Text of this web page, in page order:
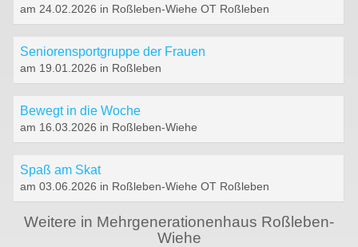
am 24.02.2026 in Roßleben-Wiehe OT Roßleben
Seniorensportgruppe der Frauen
am 19.01.2026 in Roßleben
Bewegt in die Woche
am 16.03.2026 in Roßleben-Wiehe
Spaß am Skat
am 03.06.2026 in Roßleben-Wiehe OT Roßleben
Weitere in Mehrgenerationenhaus Roßleben-
Wiehe